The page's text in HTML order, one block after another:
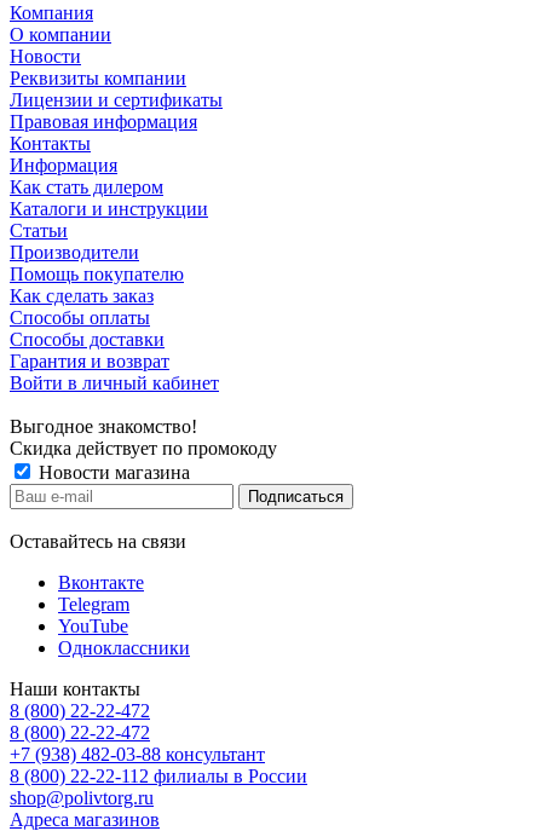
Компания
О компании
Новости
Реквизиты компании
Лицензии и сертификаты
Правовая информация
Контакты
Информация
Как стать дилером
Каталоги и инструкции
Статьи
Производители
Помощь покупателю
Как сделать заказ
Способы оплаты
Способы доставки
Гарантия и возврат
Войти в личный кабинет
Выгодное знакомство!
Скидка действует по промокоду
Новости магазина
Оставайтесь на связи
Вконтакте
Telegram
YouTube
Одноклассники
Наши контакты
8 (800) 22-22-472
8 (800) 22-22-472
+7 (938) 482-03-88 консультант
8 (800) 22-22-112 филиалы в России
shop@polivtorg.ru
Адреса магазинов